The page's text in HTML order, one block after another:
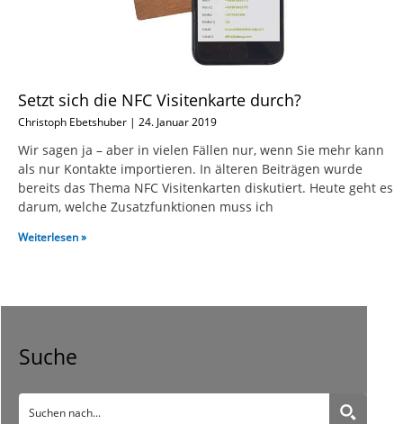
Setzt sich die NFC Visitenkarte durch?
Christoph Ebetshuber 24. Januar 2019
Wir sagen ja – aber in vielen Fällen nur, wenn Sie mehr kann
als nur Kontakte importieren. In älteren Beiträgen wurde
bereits das Thema NFC Visitenkarten diskutiert. Heute geht es
darum, welche Zusatzfunktionen muss ich
Weiterlesen »
Suche